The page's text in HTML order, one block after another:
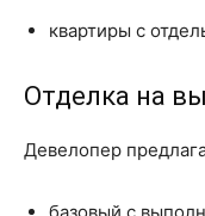
квартиры с
Отделка на
Девелопер
базовый с